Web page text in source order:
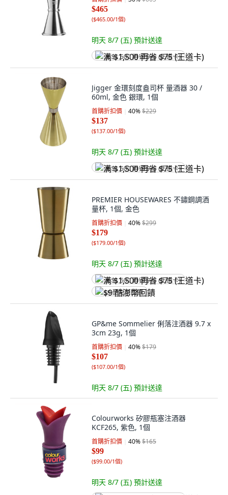
$465
($465.00/1個)
明天 8/7 (五) 預計送達
满 $1,500 再省 $75 (王道卡)
Jigger 金環刻度盎司杯 量酒器 30 /
60ml, 金色 銀環, 1個
首購折扣價 40%$229
$137
($137.00/1個)
明天 8/7 (五) 預計送達
满 $1,500 再省 $75 (王道卡)
PREMIER HOUSEWARES 不鏽鋼調酒
量杯, 1個, 金色
首購折扣價 40%$299
$179
($179.00/1個)
明天 8/7 (五) 預計送達
满 $1,500 再省 $75 (王道卡)
$9 酷澎幣回饋
GP&me Sommelier 俐落注酒器 9.7 x
3cm 23g, 1個
首購折扣價 40%$179
$107
($107.00/1個)
明天 8/7 (五) 預計送達
Colourworks 矽膠瓶塞注酒器
KCF265, 紫色, 1個
首購折扣價 40%$165
$99
($99.00/1個)
明天 8/7 (五) 預計送達